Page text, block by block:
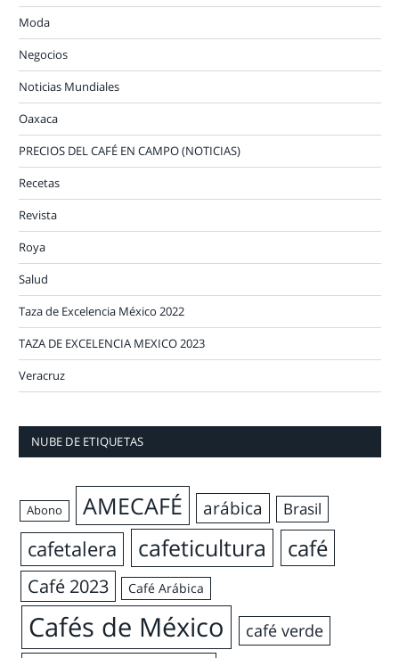
Moda
Negocios
Noticias Mundiales
Oaxaca
PRECIOS DEL CAFÉ EN CAMPO (NOTICIAS)
Recetas
Revista
Roya
Salud
Taza de Excelencia México 2022
TAZA DE EXCELENCIA MEXICO 2023
Veracruz
NUBE DE ETIQUETAS
Abono AMECAFÉ arábica Brasil
cafetalera cafeticultura café
Café 2023 Café Arábica
Cafés de México café verde